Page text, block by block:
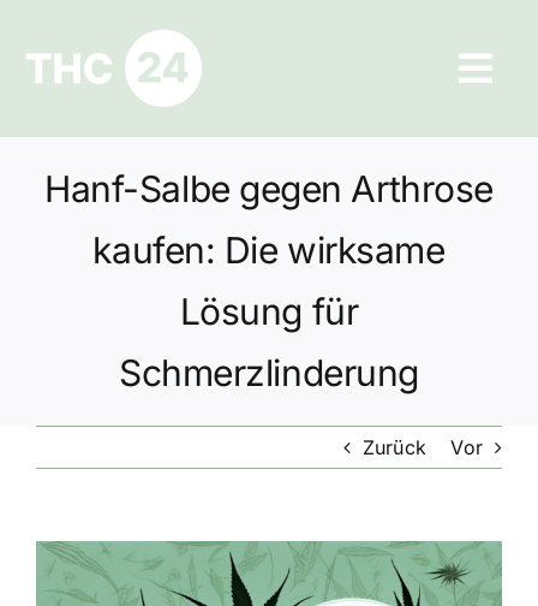
springen
Ratgeber
Impressum
Hanf-Salbe gegen Arthrose
kaufen: Die wirksame
Lösung für
Schmerzlinderung
Zurück Vor
Zeige
grösseres